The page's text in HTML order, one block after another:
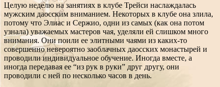
Целую неделю на занятиях в клубе Трейси наслаждалась
мужским даосским вниманием. Некоторых в клубе она злила,
потому что Элиас и Сержио, одни из самых (как она потом
узнала) уважаемых мастеров чая, уделяли ей слишком много
внимания. Они поили ее элитными чаями из каких-то
совершенно невероятно заоблачных даосских монастырей и
проводили индивидуальное обучение. Иногда вместе, а
иногда передавая ее “из рук в руки” друг другу, они
проводили с ней по несколько часов в день.